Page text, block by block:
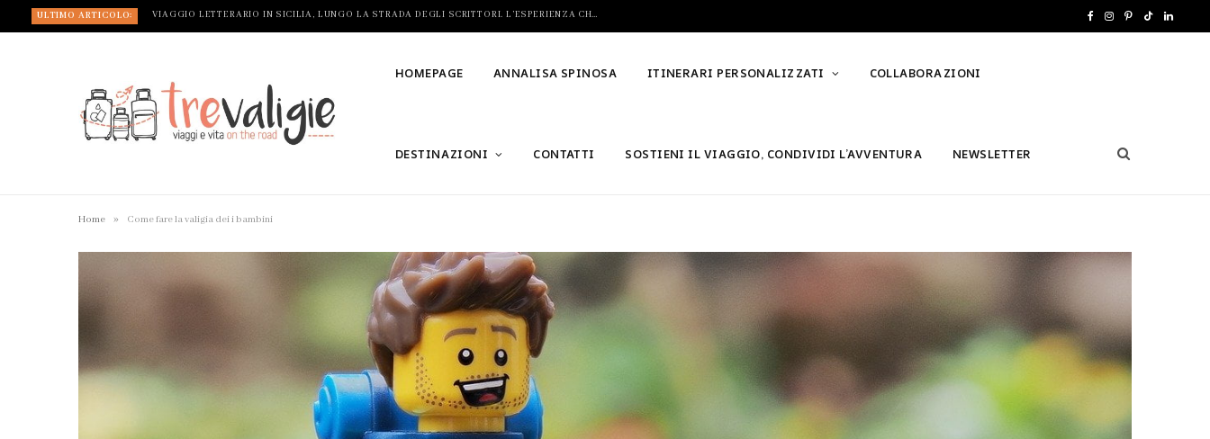
ULTIMO ARTICOLO: VIAGGIO LETTERARIO IN SICILIA, LUNGO LA STRADA DEGLI SCRITTORI. L’ESPERIENZA CHE STAVI ASPETTANDO I P T L
HOMEPAGE ANNALISA SPINOSA ITINERARI PERSONALIZZATI COLLABORAZIONI
DESTINAZIONI CONTATTI SOSTIENI IL VIAGGIO, CONDIVIDI L’AVVENTURA NEWSLETTER
Home » Come fare la valigia dei i bambini